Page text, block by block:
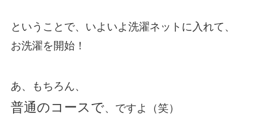
ということで、いよいよ洗濯ネットに入れて、
お洗濯を開始！
あ、もちろん、
普通のコースで、ですよ（笑）